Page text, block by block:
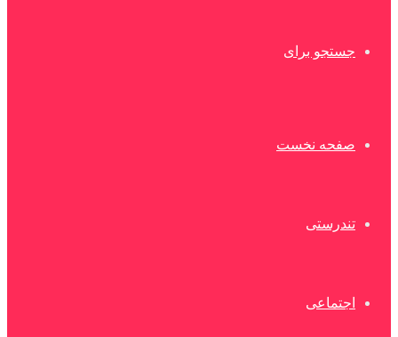
جستجو برای
صفحه نخست
تندرستی
اجتماعی